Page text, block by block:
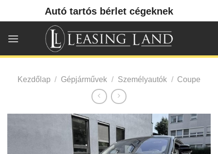
Autó tartós bérlet cégeknek
Kezdőlap / Gépjárművek / Személyautók / Coupe